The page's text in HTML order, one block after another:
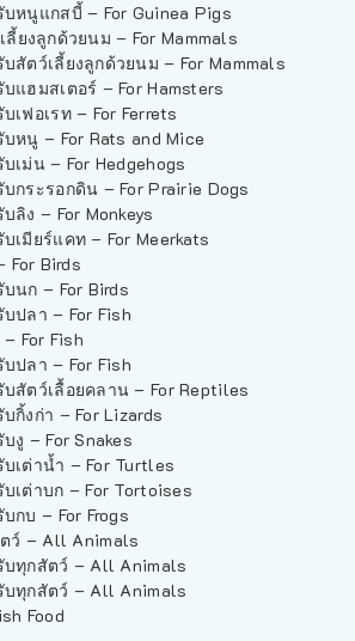
บหนูแกสบี้ – For Guinea Pigs
ลี้ยงลูกด้วยนม – For Mammals
สัตว์เลี้ยงลูกด้วยนม – For Mammals
แฮมสเตอร์ – For Hamsters
เฟอเรท – For Ferrets
บหนู – For Rats and Mice
เม่น – For Hedgehogs
บกระรอกดิน – For Prairie Dogs
ลิง – For Monkeys
เมียร์แคท – For Meerkats
For Birds
นก – For Birds
ปลา – For Fish
For Fish
ปลา – For Fish
บสัตว์เลื้อยคลาน – For Reptiles
กิ้งก่า – For Lizards
งู – For Snakes
บเต่าน้ำ – For Turtles
เต่าบก – For Tortoises
กบ – For Frogs
ว์ – All Animals
บทุกสัตว์ – All Animals
บทุกสัตว์ – All Animals
Food